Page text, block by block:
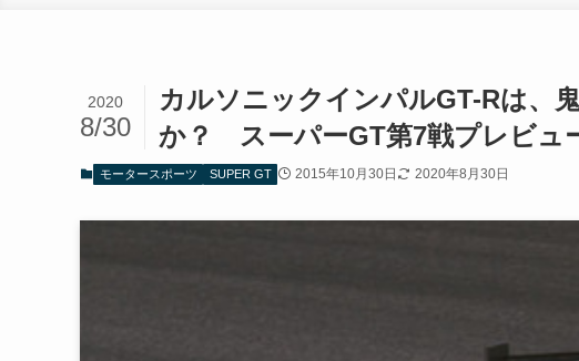
カルソニックインパルGT-Rは、
か？ スーパーGT第7戦プレビュ
2020
8/30
モータースポーツ SUPER GT 2015年10月30日 2020年8月30日